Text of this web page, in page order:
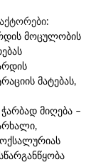
მოცულობის
მატებას,
მიღება –